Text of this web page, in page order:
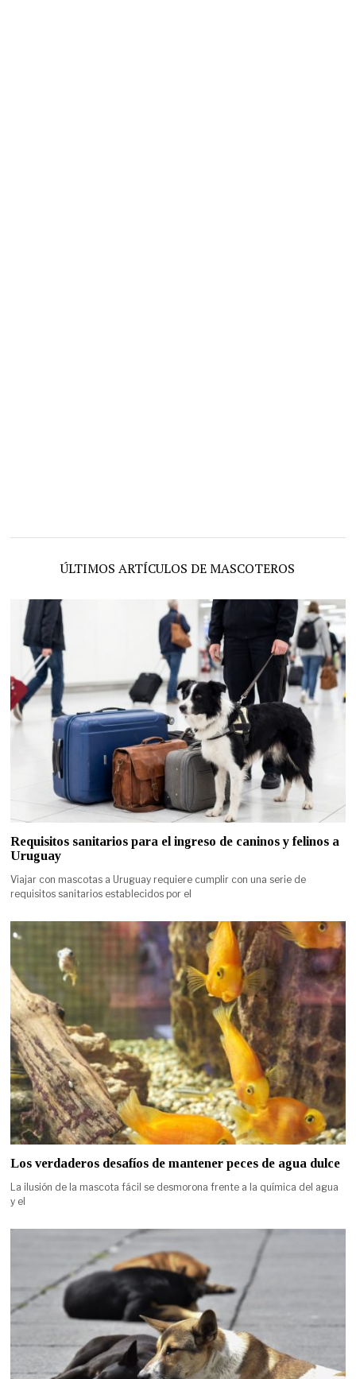
ÚLTIMOS ARTÍCULOS DE MASCOTEROS
Requisitos sanitarios para el ingreso de caninos y felinos a
Uruguay
Viajar con mascotas a Uruguay requiere cumplir con una serie de
requisitos sanitarios establecidos por el
Los verdaderos desafíos de mantener peces de agua dulce
La ilusión de la mascota fácil se desmorona frente a la química del agua
y el